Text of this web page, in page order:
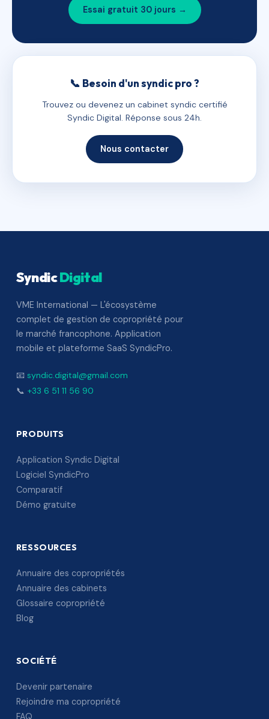
Essai gratuit 30 jours →
📞 Besoin d'un syndic pro ?
Trouvez ou devenez un cabinet syndic certifié
Syndic Digital. Réponse sous 24h.
Nous contacter
SyndicDigital
VME International — L'écosystème
complet de gestion de copropriété pour
le marché francophone. Application
mobile et plateforme SaaS SyndicPro.
📧 syndic.digital@gmail.com
📞 +33 6 51 11 56 90
PRODUITS
Application Syndic Digital
Logiciel SyndicPro
Comparatif
Démo gratuite
RESSOURCES
Annuaire des copropriétés
Annuaire des cabinets
Glossaire copropriété
Blog
SOCIÉTÉ
Devenir partenaire
Rejoindre ma copropriété
FAQ